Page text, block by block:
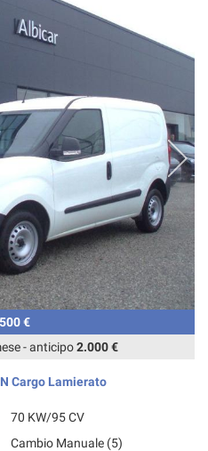
€
-anticipo2.000 €
Cargo Lamierato
70 KW/95 CV
Cambio Manuale (5)